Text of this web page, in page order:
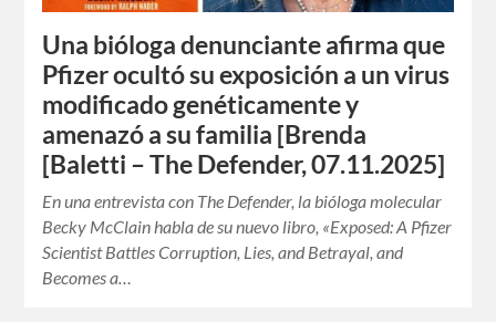
Una bióloga denunciante afirma que
Pfizer ocultó su exposición a un virus
modificado genéticamente y
amenazó a su familia [Brenda
[Baletti – The Defender, 07.11.2025]
En una entrevista con The Defender, la bióloga molecular
Becky McClain habla de su nuevo libro, «Exposed: A Pfizer
Scientist Battles Corruption, Lies, and Betrayal, and
Becomes a…